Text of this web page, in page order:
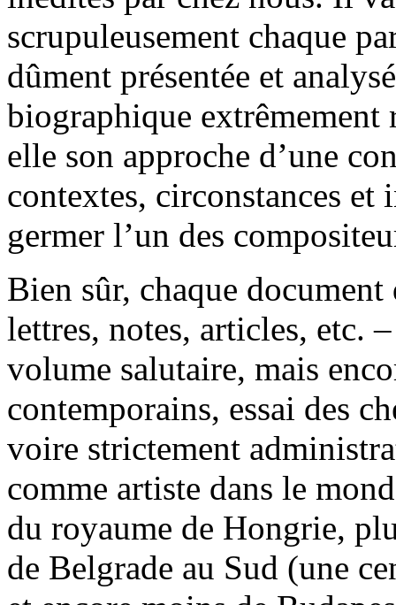
scrupuleusement chaque
dûment présentée et
biographique extrêmement
elle son approche d’une
contextes, circonstances
germer l’un des
Bien sûr, chaque
lettres, notes, articles, etc.
volume salutaire, mais
contemporains, essai des
voire strictement
comme artiste dans le
du royaume de Hongrie,
de Belgrade au Sud (une